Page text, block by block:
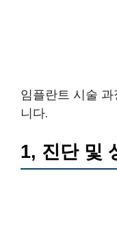
임플란트 시술
니다.
1, 진단 및